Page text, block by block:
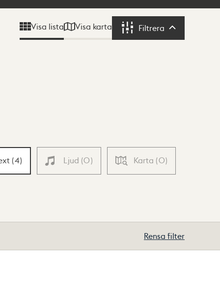
Visa lista Visa karta Filtrera Filtrera
(4) Ljud (0) Karta (0)
Rensa filter